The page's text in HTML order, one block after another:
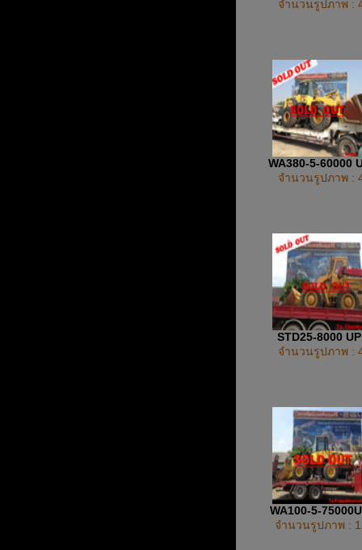
จำนวนรูปภาพ :
WA380-5-60000
จำนวนรูปภาพ :
STD25-8000
จำนวนรูปภาพ :
WA100-5-
จำนวนรูปภาพ :